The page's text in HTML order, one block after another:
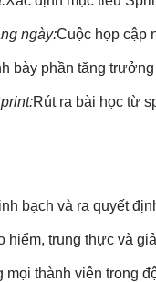
ngày:Cuộc họp cập
bày phần tăng
Rút ra bài học từ
bạch và ra quyết
hiểm, trung thực và
mọi thành viên trong